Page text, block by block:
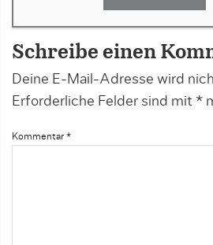
Schreibe einen
Deine E-Mail-Adresse wird
Erforderliche Felder sind mit *
Kommentar *